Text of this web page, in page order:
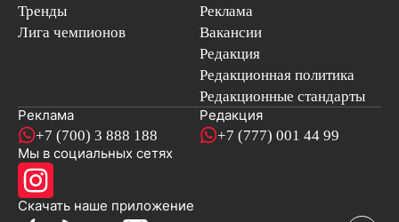
Тренды
Лига чемпионов
Реклама
Вакансии
Редакция
Редакционная политика
Редакционные стандарты
Реклама
+7 (700) 3 888 188
Редакция
+7 (777) 001 44 99
Мы в социальных сетях
Скачать наше приложениеновостей